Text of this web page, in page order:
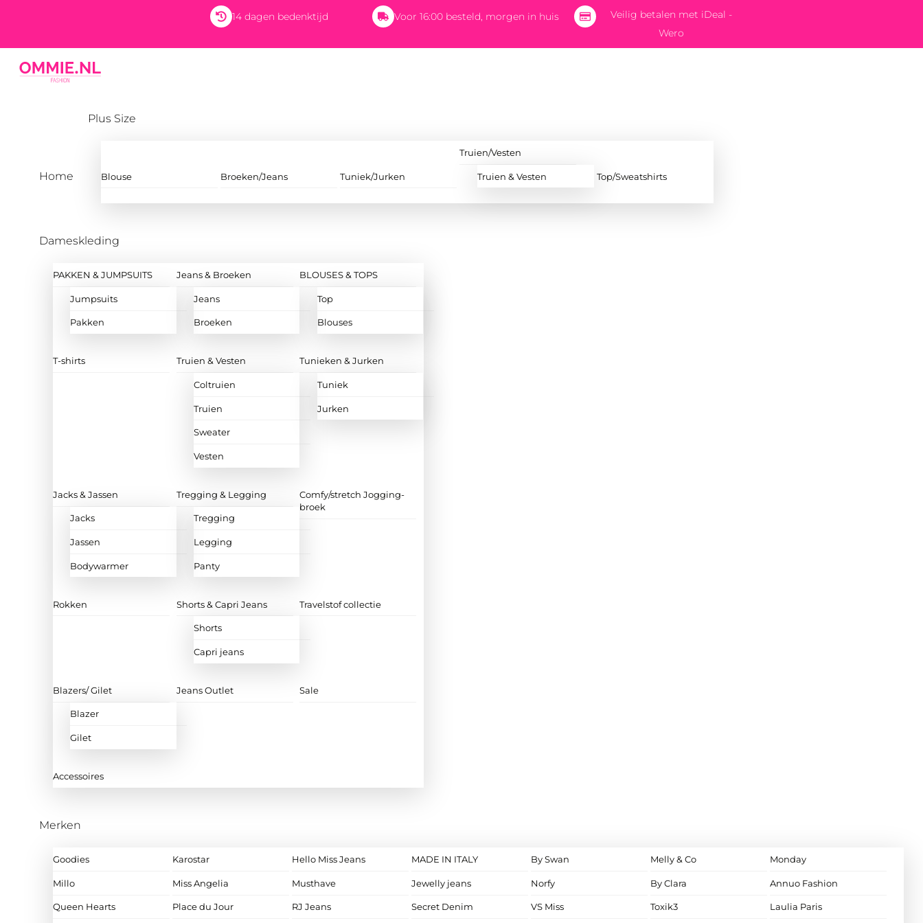
content
14 dagen bedenktijd Voor 16:00 besteld, morgen in huis
Veilig betalen met iDeal -
Wero
Home
Plus Size
Blouse Broeken/Jeans Tuniek/Jurken
Truien/Vesten
Truien & Vesten Top/Sweatshirts
Dameskleding
PAKKEN & JUMPSUITS
Jumpsuits
Pakken
Jeans & Broeken
Jeans
Broeken
BLOUSES & TOPS
Top
Blouses
T-shirts Truien & Vesten
Coltruien
Truien
Sweater
Vesten
Tunieken & Jurken
Tuniek
Jurken
Jacks & Jassen
Jacks
Jassen
Bodywarmer
Tregging & Legging
Tregging
Legging
Panty
Comfy/stretch Jogging-
broek
Rokken Shorts & Capri Jeans
Shorts
Capri jeans
Travelstof collectie
Blazers/ Gilet
Blazer
Gilet
Jeans Outlet Sale
Accessoires
Merken
Goodies Karostar Hello Miss Jeans MADE IN ITALY By Swan Melly & Co Monday
Millo Miss Angelia Musthave Jewelly jeans Norfy By Clara Annuo Fashion
Queen Hearts Place du Jour RJ Jeans Secret Denim VS Miss Toxik3 Laulia Paris